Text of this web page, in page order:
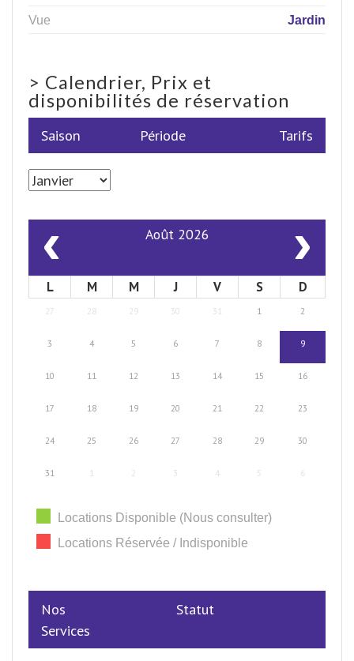
Vue
Jardin
> Calendrier, Prix et
disponibilités de réservation
Saison Période Tarifs
‹ Août 2026 ›
L M M J V S D
27 28 29 30 31 1 2
3 4 5 6 7 8 9
10 11 12 13 14 15 16
17 18 19 20 21 22 23
24 25 26 27 28 29 30
31 1 2 3 4 5 6
Locations Disponible (Nous consulter)
Locations Réservée / Indisponible
Nos
Services
Statut